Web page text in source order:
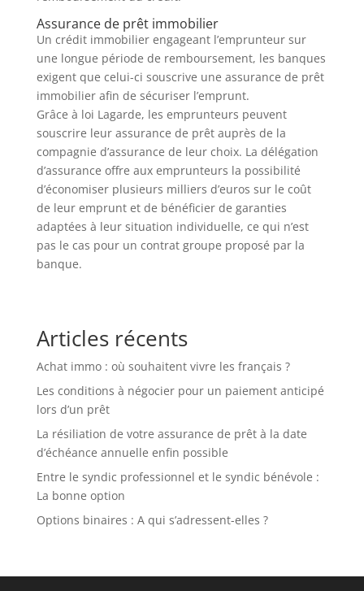
Assurance de prêt immobilier
Un crédit immobilier engageant l’emprunteur sur
une longue période de remboursement, les banques
exigent que celui-ci souscrive une assurance de prêt
immobilier afin de sécuriser l’emprunt.
Grâce à loi Lagarde, les emprunteurs peuvent
souscrire leur assurance de prêt auprès de la
compagnie d’assurance de leur choix. La délégation
d’assurance offre aux emprunteurs la possibilité
d’économiser plusieurs milliers d’euros sur le coût
de leur emprunt et de bénéficier de garanties
adaptées à leur situation individuelle, ce qui n’est
pas le cas pour un contrat groupe proposé par la
banque.
Articles récents
Achat immo : où souhaitent vivre les français ?
Les conditions à négocier pour un paiement anticipé
lors d’un prêt
La résiliation de votre assurance de prêt à la date
d’échéance annuelle enfin possible
Entre le syndic professionnel et le syndic bénévole :
La bonne option
Options binaires : A qui s’adressent-elles ?